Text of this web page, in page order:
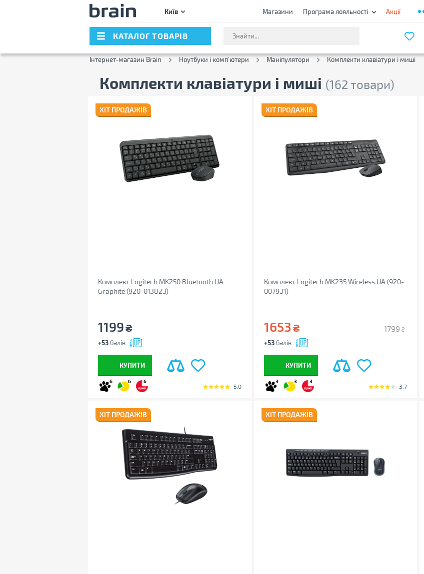
Київ Магазини Програма лояльності Акції
КАТАЛОГ ТОВАРІВ
Інтернет-магазин Brain Ноутбуки і комп'ютери Маніпулятори Комплекти клавіатури і миші
Комплекти клавіатури і миші (162 товари)
ХІТ ПРОДАЖІВ
Комплект Logitech MK250 Bluetooth UA
Graphite (920-013823)
1199₴
+53 балів
КУПИТИ
6 6 6
5.0
ХІТ ПРОДАЖІВ
Комплект Logitech MK235 Wireless UA (920-
007931)
1653 ₴ 1799 ₴
+53балів
КУПИТИ
3 3 3
3.7
ХІТ ПРОДАЖІВ ХІТ ПРОДАЖІВ